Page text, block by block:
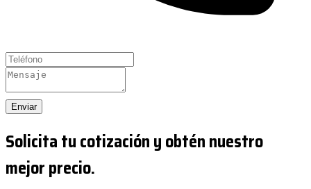
Enviar
Solicita tu cotización y obtén nuestro
mejor precio.